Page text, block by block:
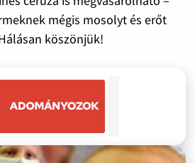
mégis mosolyt és erőt
köszönjük!